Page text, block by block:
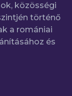
közösségi
történő
a romániai
és